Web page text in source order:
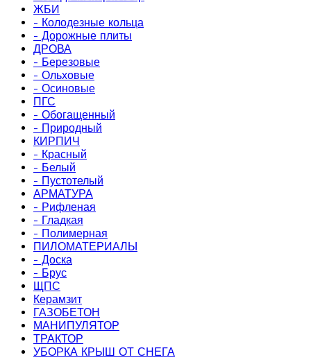
ЖБИ
- Колодезные кольца
- Дорожные плиты
ДРОВА
- Березовые
- Ольховые
- Осиновые
ПГС
- Обогащенный
- Природный
КИРПИЧ
- Красный
- Белый
- Пустотелый
АРМАТУРА
- Рифленая
- Гладкая
- Полимерная
ПИЛОМАТЕРИАЛЫ
- Доска
- Брус
ЩПС
Керамзит
ГАЗОБЕТОН
МАНИПУЛЯТОР
ТРАКТОР
УБОРКА КРЫШ ОТ СНЕГА